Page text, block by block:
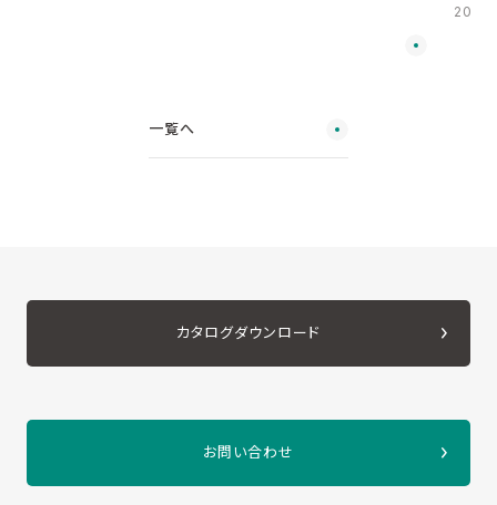
一覧へ
カタログダウンロード
お問い合わせ